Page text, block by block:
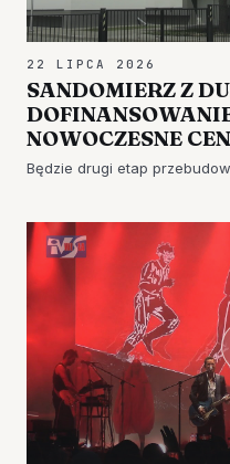
22 LIPCA 2026
SANDOMIERZ Z
NOWOCZESNE
Będzie drugi etap